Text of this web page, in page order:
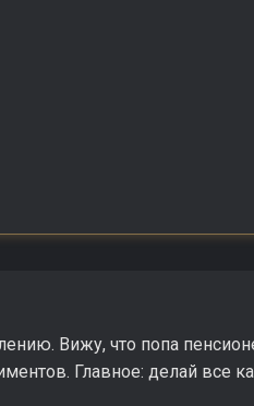
Вижу, что попа
Главное: делай все